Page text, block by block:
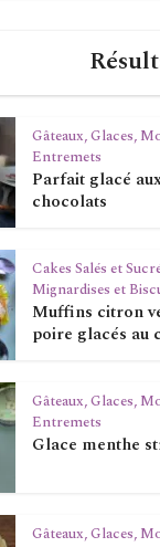
Gâteaux, Glaces,
Entremets
Parfait glacé
chocolats
Cakes Salés et
Mignardises et
Muffins citron
poire glacés au
Gâteaux, Glaces,
Entremets
Glace menthe
Gâteaux, Glaces,